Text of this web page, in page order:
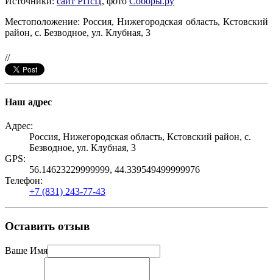
Местоположение: Россия, Нижегородская область, Кстовский
район, с. Безводное, ул. Клубная, 3
//
Наш адрес
Адрес:
Россия, Нижегородская область, Кстовский район, с.
Безводное, ул. Клубная, 3
GPS:
56.14623229999999, 44.339549499999976
Телефон:
+7 (831) 243-77-43
Оставить отзыв
Ваше Имя